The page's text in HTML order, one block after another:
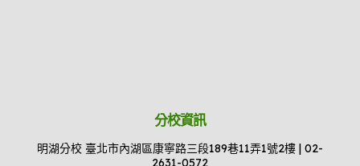
分校資訊
明湖分校 臺北市內湖區康寧路三段189巷11弄1號2樓 | 02-
2631-0572